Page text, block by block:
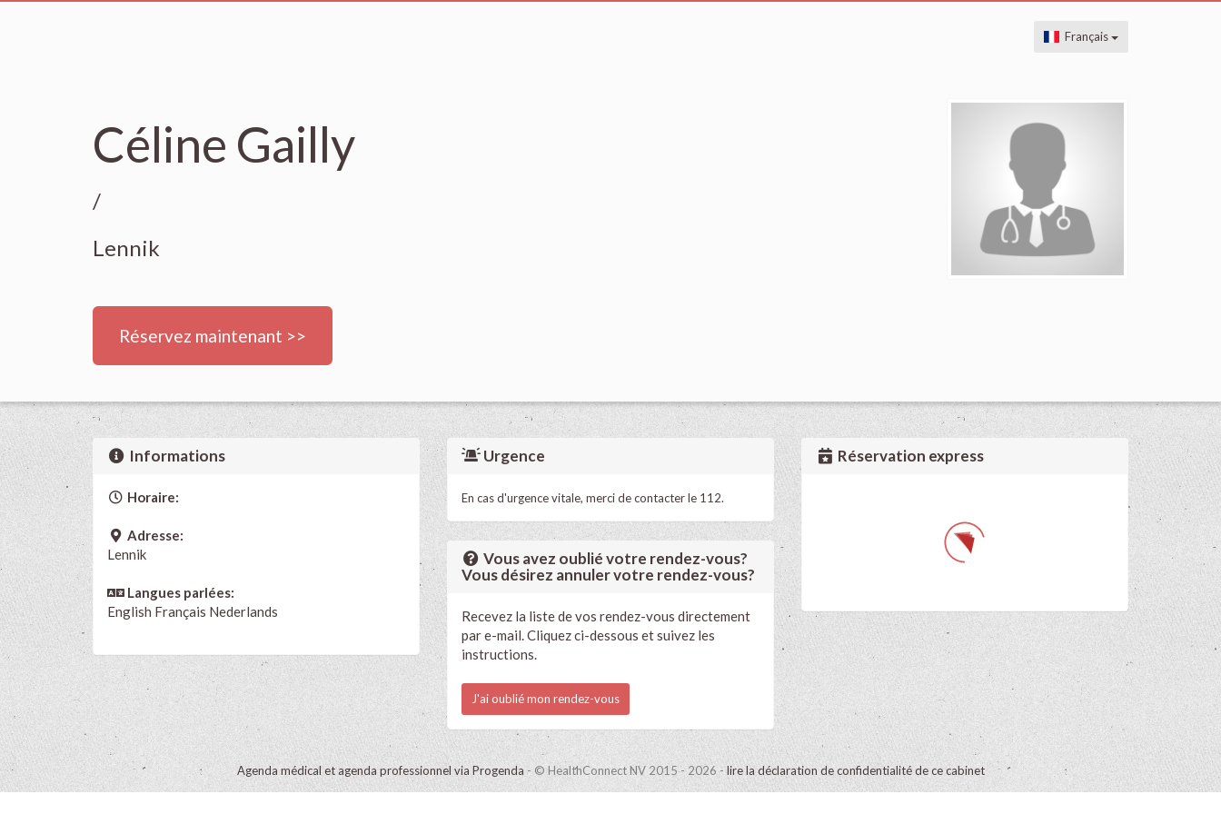
Français
Céline Gailly
/
Lennik
Réservez maintenant >>
Informations
Horaire:
Adresse:
Lennik
Langues parlées:
English Français Nederlands
Urgence
En cas d'urgence vitale, merci de contacter le 112.
Vous avez oublié votre rendez-vous?
Vous désirez annuler votre rendez-vous?
Recevez la liste de vos rendez-vous directement
par e-mail. Cliquez ci-dessous et suivez les
instructions.
J'ai oublié mon rendez-vous
Réservation express
Agenda médical et agenda professionnel via Progenda - © HealthConnect NV 2015 - 2026 -lire la déclaration de confidentialité de ce cabinet